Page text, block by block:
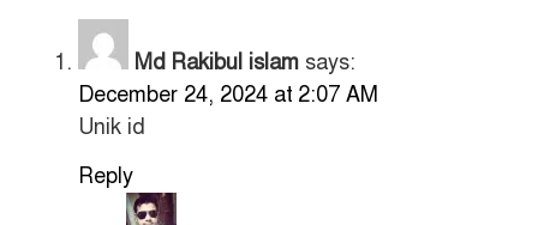
Md Rakibul islam says:
December 24, 2024 at 2:07 AM
Unik id
Reply